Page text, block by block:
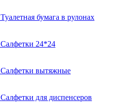
Туалетная бумага в рулонах
Салфетки 24*24
Салфетки вытяжные
Салфетки для диспенсеров